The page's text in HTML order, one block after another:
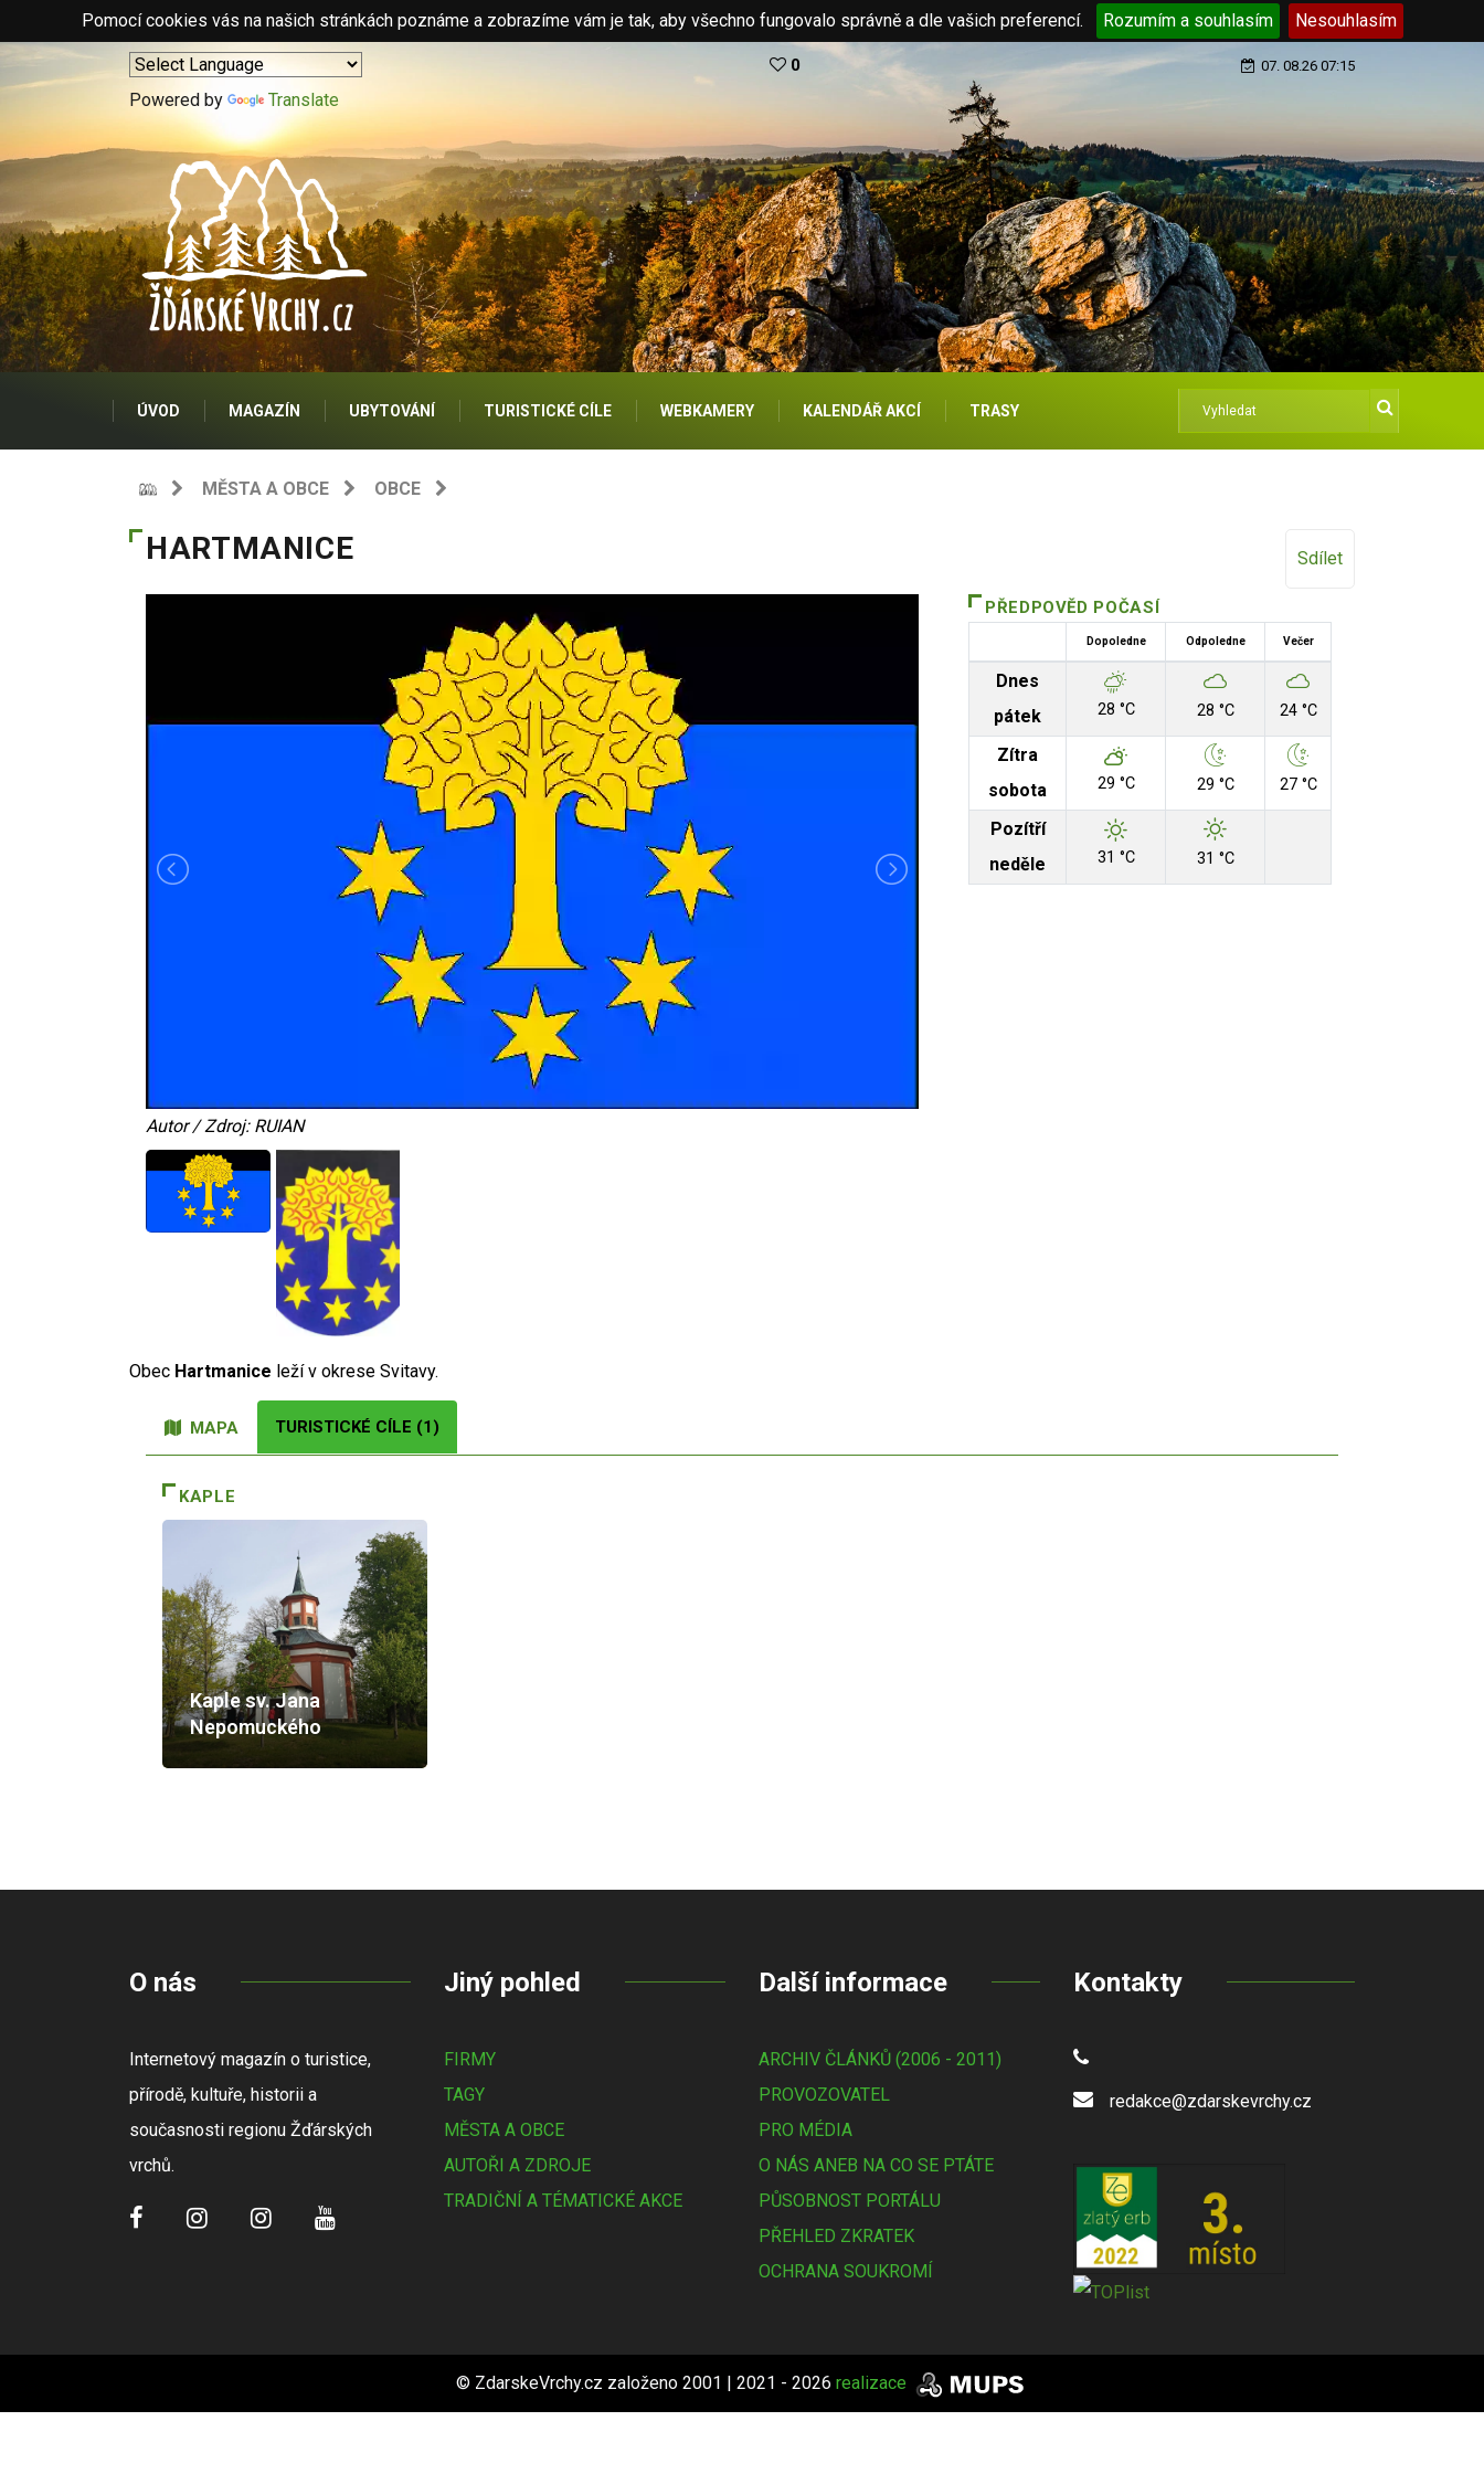
Pomocí cookies vás na našich stránkách poznáme a zobrazíme vám je tak, aby všechno fungovalo správně a dle vašich preferencí. Rozumím a souhlasím Nesouhlasím
Powered by Translate
0 07. 08.26 07:15
ÚVOD MAGAZÍN UBYTOVÁNÍ TURISTICKÉ CÍLE WEBKAMERY KALENDÁŘ AKCÍ TRASY
MĚSTA A OBCE OBCE
HARTMANICE Sdílet
Autor / Zdroj: RUIAN
PŘEDPOVĚD POČASÍ
Dopoledne Odpoledne Večer
Dnes
pátek
28 °C 28 °C 24 °C
Zítra
sobota
29 °C 29 °C 27 °C
Pozítří
neděle
31 °C 31 °C
Obec Hartmanice leží v okrese Svitavy.
MAPA TURISTICKÉ CÍLE (1)
KAPLE
Kaple sv. Jana
Nepomuckého
O nás
Internetový magazín o turistice,
přírodě, kultuře, historii a
současnosti regionu Žďárských
vrchů.
Jiný pohled
FIRMY
TAGY
MĚSTA A OBCE
AUTOŘI A ZDROJE
TRADIČNÍ A TÉMATICKÉ AKCE
Další informace
ARCHIV ČLÁNKŮ (2006 - 2011)
PROVOZOVATEL
PRO MÉDIA
O NÁS ANEB NA CO SE PTÁTE
PŮSOBNOST PORTÁLU
PŘEHLED ZKRATEK
OCHRANA SOUKROMÍ
Kontakty
redakce@zdarskevrchy.cz
© ZdarskeVrchy.cz založeno 2001 | 2021 - 2026 realizace